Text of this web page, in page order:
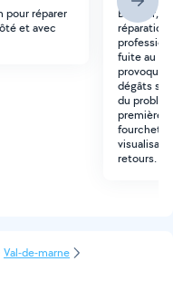
pour réparer
et avec
Bonjour,
réparation
fuite au
provoqué
dégâts
du
première
fourchette
retours.
Val-de-marne